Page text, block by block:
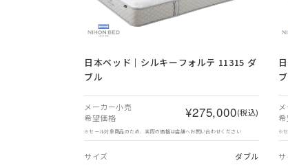
日本ベッド｜シルキーフォルテ 11315 ダ
ブル
メーカー小売
希望価格
¥275,000(税込)
※セール対象商品のため、実際の価格は店舗へお問い合わせください
サイズ ダブル
※セ
サ